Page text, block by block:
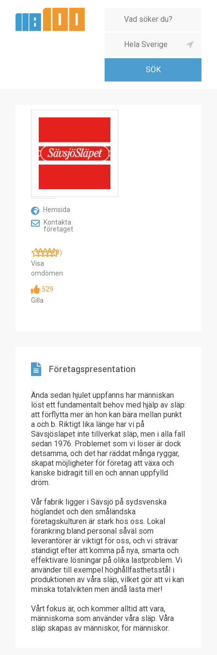
AB
Hemsida
Kontakta
företaget
(0)
Visa
omdömen
529
Gilla
Företagspresentation
Ända sedan hjulet uppfanns har människan
löst ett fundamentalt behov med hjälp av släp:
att förflytta mer än hon kan bära mellan punkt
a och b. Riktigt lika länge har vi på
Sävsjösläpet inte tillverkat släp, men i alla fall
sedan 1976. Problemet som vi löser är dock
detsamma, och det har räddat många ryggar,
skapat möjligheter för företag att växa och
kanske bidragit till en och annan uppfylld
dröm.
Vår fabrik ligger i Sävsjö på sydsvenska
höglandet och den småländska
företagskulturen är stark hos oss. Lokal
förankring bland personal såväl som
leverantörer är viktigt för oss, och vi strävar
ständigt efter att komma på nya, smarta och
effektivare lösningar på olika lastproblem. Vi
använder till exempel höghållfasthetsstål i
produktionen av våra släp, vilket gör att vi kan
minska totalvikten men ändå lasta mer!
Vårt fokus är, och kommer alltid att vara,
människorna som använder våra släp. Våra
släp skapas av människor, för människor.